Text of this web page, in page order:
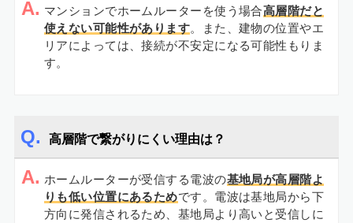
A. マンションでホームルーターを使う場合高層階だと
使えない可能性があります。また、建物の位置やエ
リアによっては、接続が不安定になる可能性もりま
す。
高層階で繋がりにくい理由は？
A. ホームルーターが受信する電波の基地局が高層階よ
りも低い位置にあるためです。電波は基地局から下
方向に発信されるため、基地局より高いと受信しに